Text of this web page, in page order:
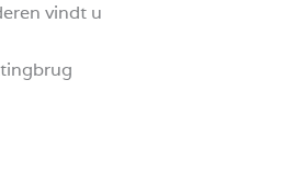
vindt u